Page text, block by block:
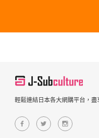
輕鬆連結日本各大網購平台，盡